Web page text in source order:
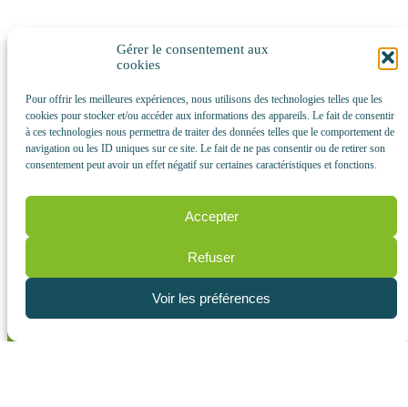
Gérer le consentement aux
cookies
Pour offrir les meilleures expériences, nous utilisons des technologies telles que les
cookies pour stocker et/ou accéder aux informations des appareils. Le fait de consentir
à ces technologies nous permettra de traiter des données telles que le comportement de
navigation ou les ID uniques sur ce site. Le fait de ne pas consentir ou de retirer son
consentement peut avoir un effet négatif sur certaines caractéristiques et fonctions.
Accepter
Refuser
Voir les préférences